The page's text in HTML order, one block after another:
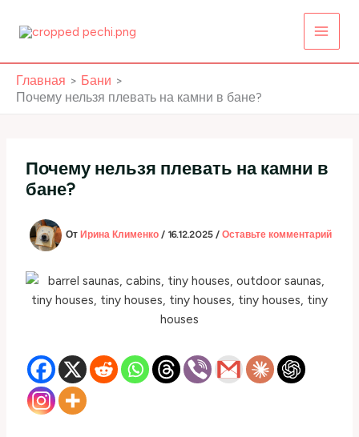
Главная
Бани
Почему нельзя плевать на камни в бане?
Почему нельзя плевать на камни в
бане?
От Ирина Клименко/ 16.12.2025/Оставьте комментарий